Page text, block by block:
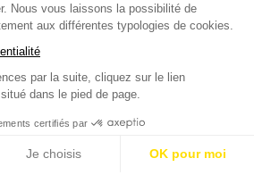
Nous vous laissons la possibilité de
aux différentes typologies de cookies.
par la suite, cliquez sur le lien
dans le pied de page.
certifiés par
Je choisis OK pour moi
Suivez-nous
Moyens de paiement